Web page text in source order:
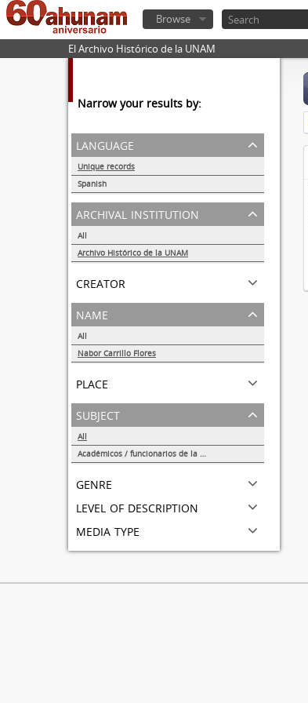
Browse
El Archivo Histórico de la UNAM
Narrow your results by:
language
Unique records
Spanish
1
archival institution
All
Archivo Histórico de la UNAM
creator
name
All
Nabor Carrillo Flores
place
subject
All
Académicos / funcionarios de la Universidad
genre
level of description
media type